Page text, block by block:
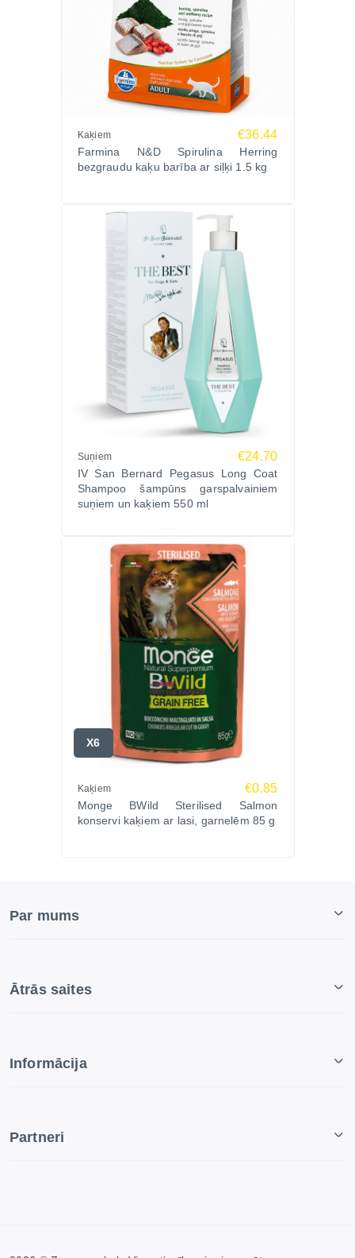
Kaķiem €36.44
Farmina N&D Spirulina Herring
bezgraudu kaķu barība ar siļķi 1.5 kg
Suņiem €24.70
IV San Bernard Pegasus Long Coat
Shampoo šampūns garspalvainiem
suņiem un kaķiem 550 ml
X6
Kaķiem €0.85
Monge BWild Sterilised Salmon
konservi kaķiem ar lasi, garnelēm 85 g
Par mums
Ātrās saites
Informācija
Partneri